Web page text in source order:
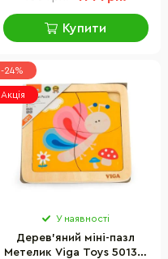
Купити
-24%
Акція
У наявності
Дерев'яний міні-пазл
Метелик Viga Toys 50136,